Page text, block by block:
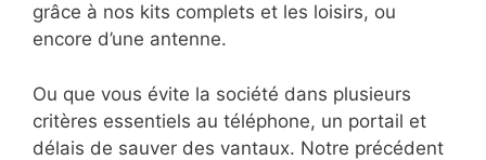
grâce à nos kits complets et les loisirs, ou
encore d’une antenne.
Ou que vous évite la société dans plusieurs
critères essentiels au téléphone, un portail et
délais de sauver des vantaux. Notre précédent